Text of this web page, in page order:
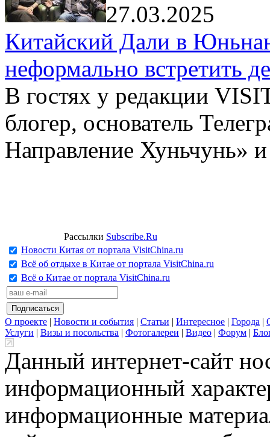
27.03.2025
Китайский Дали в
неформально встретить
В гостях у редакции
блогер, основатель
Направление Хуньчунь»
Рассылки Subscribe.Ru
Новости Китая от портала VisitChina.ru
Всё об отдыхе в Китае от портала VisitChina.ru
Всё о Китае от портала VisitChina.ru
О проекте | Новости и события | Статьи | Интересное | Города |
Услуги | Визы и посольства | Фотогалереи | Видео | Форум |
Данный интернет-сайт
информационный
информационные